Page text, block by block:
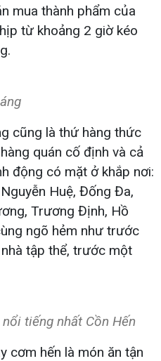
mua thành phẩm của
từ khoảng 2 giờ kéo
cũng là thứ hàng thức
quán cố định và cả
động có mặt ở khắp nơi:
Huệ, Đống Đa,
Trương Định, Hồ
ngõ hẻm như trước
tập thể, trước một
tiếng nhất Cồn Hến
cơm hến là món ăn tận